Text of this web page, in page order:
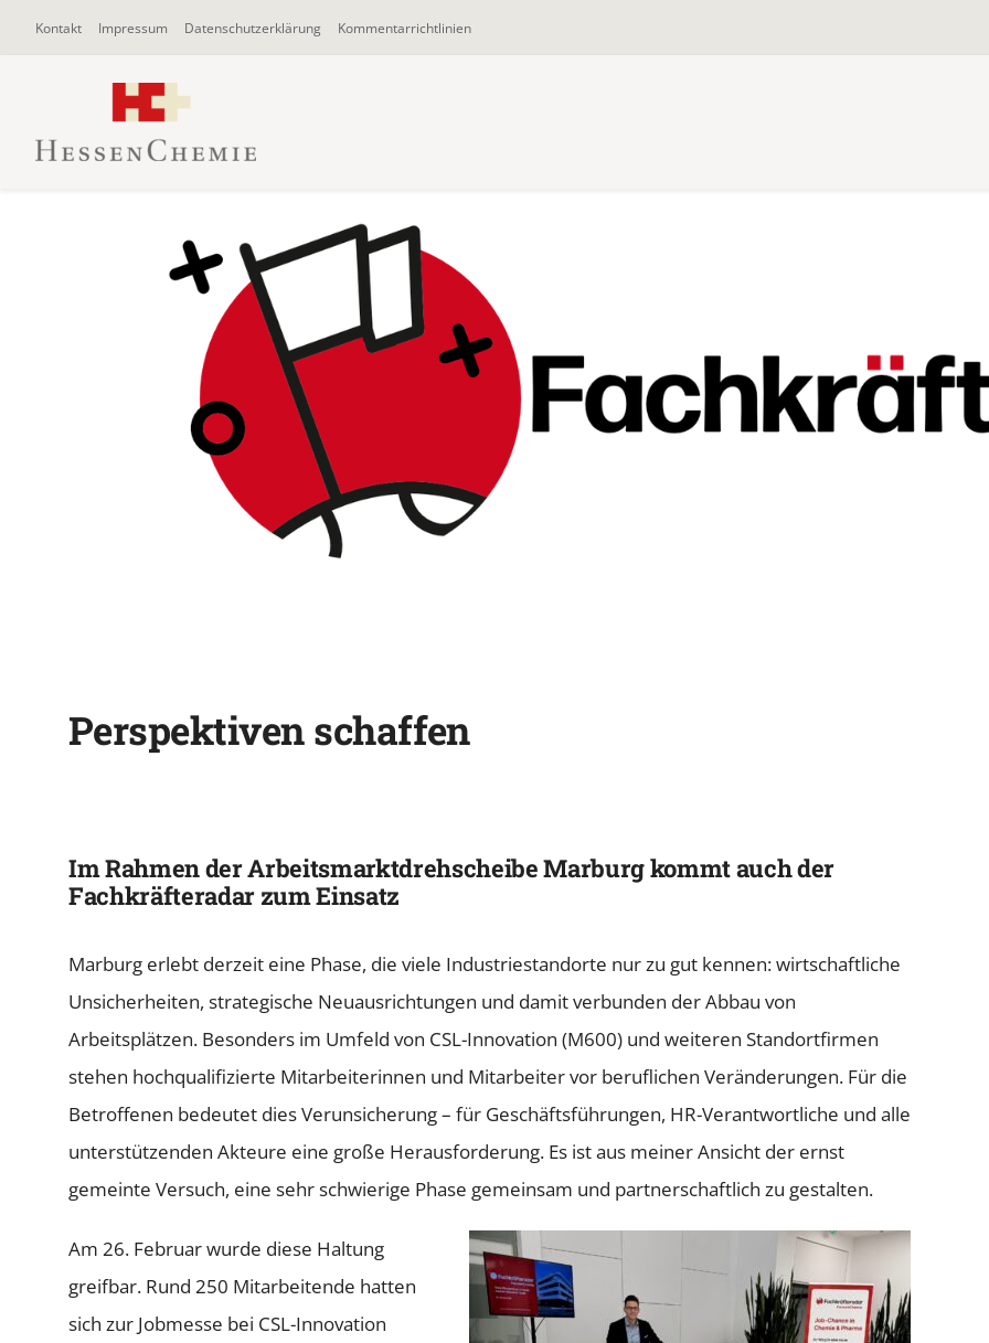
ZumKontakt Impressum Datenschutzerklärung Kommentarrichtlinien
Perspektiven schaffen
Im Rahmen der Arbeitsmarktdrehscheibe Marburg kommt auch der
Fachkräfteradar zum Einsatz
Marburg erlebt derzeit eine Phase, die viele Industriestandorte nur zu gut kennen: wirtschaftliche
Unsicherheiten, strategische Neuausrichtungen und damit verbunden der Abbau von
Arbeitsplätzen. Besonders im Umfeld von CSL-Innovation (M600) und weiteren Standortfirmen
stehen hochqualifizierte Mitarbeiterinnen und Mitarbeiter vor beruflichen Veränderungen. Für die
Betroffenen bedeutet dies Verunsicherung – für Geschäftsführungen, HR-Verantwortliche und alle
unterstützenden Akteure eine große Herausforderung. Es ist aus meiner Ansicht der ernst
gemeinte Versuch, eine sehr schwierige Phase gemeinsam und partnerschaftlich zu gestalten.
Am 26. Februar wurde diese Haltung
greifbar. Rund 250 Mitarbeitende hatten
sich zur Jobmesse bei CSL-Innovation